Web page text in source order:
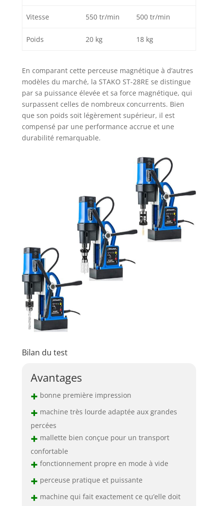
Vitesse 550 tr/min 500 tr/min
Poids 20 kg 18 kg
En comparant cette perceuse magnétique à d’autres
modèles du marché, la STAKO ST-28RE se distingue
par sa puissance élevée et sa force magnétique, qui
surpassent celles de nombreux concurrents. Bien
que son poids soit légèrement supérieur, il est
compensé par une performance accrue et une
durabilité remarquable.
Bilan du test
Avantages
+ bonne première impression
+ machine très lourde adaptée aux grandes
percées
+ mallette bien conçue pour un transport
confortable
+ fonctionnement propre en mode à vide
+ perceuse pratique et puissante
+ machine qui fait exactement ce qu’elle doit